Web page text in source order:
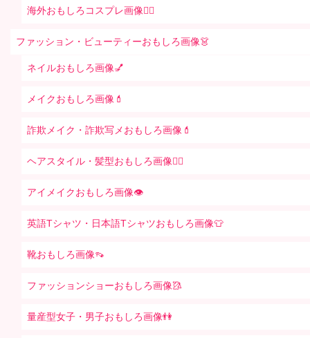
海外おもしろコスプレ画像🧝‍♂️
ファッション・ビューティーおもしろ画像👗
ネイルおもしろ画像💅
メイクおもしろ画像💄
詐欺メイク・詐欺写メおもしろ画像💄
ヘアスタイル・髪型おもしろ画像👱‍♀️
アイメイクおもしろ画像👁
英語Tシャツ・日本語Tシャツおもしろ画像👕
靴おもしろ画像👡
ファッションショーおもしろ画像🥻
量産型女子・男子おもしろ画像👫